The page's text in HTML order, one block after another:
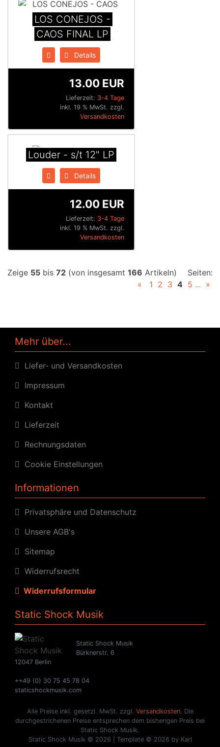
LOS CONEJOS -
CAOS FINAL LP
Details
Lieferzeit: 3-4 Tage
13.00 EUR
inkl. 19 % MwSt. zzgl.
Versandkosten
Louder - s/t 12" LP
Details
Lieferzeit: 3-4 Tage
12.00 EUR
inkl. 19 % MwSt. zzgl.
Versandkosten
Zeige 55 bis 72 (von insgesamt 166 Artikeln)
Seiten:
«
1 2 3 4 5 ... »
Mehr über...
Liefer- und Versandkosten
Impressum
Kontakt
Lieferzeit
Rechnungsdaten
Cookie Einstellungen
Informationen
Privatsphäre und Datenschutz
Unsere AGB's
Sitemap
Widerrufsrecht
Widerrufsformular
Static Shock Musik
Static Shock Musik
Bürknerstr. 6
12047 Berlin
++49 (0) 30 75 45 78 04
staticshockmusik.com
Alle Preise inkl. gesetzl. MwSt. zzgl. Versandkosten. Die
durchgestrichenen Preise entsprechen dem bisherigen Preis bei
Static Shock Musik.
Static Shock Musik © 2026 | Template © 2026 by Karl